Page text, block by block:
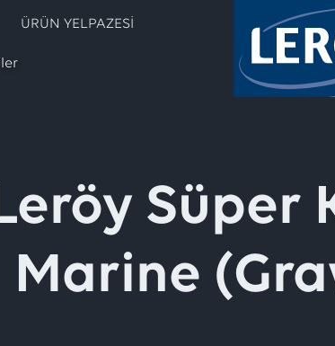
ÜRÜN YELPAZESI
Süper
Marine